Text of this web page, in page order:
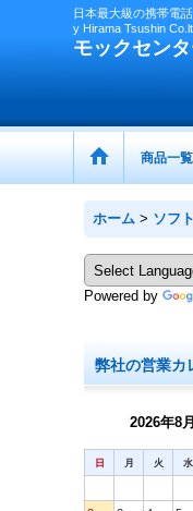
日本最大級の携帯電
y Hirama Tsushin
モックセン
商品一覧
ホーム > ソフ
Powered by
弊社の営業カ
2026年8月
日 月 火 水